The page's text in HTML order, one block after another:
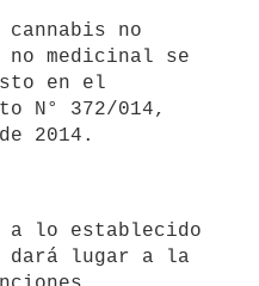
medicinal se
en el
N° 372/014,
dará lugar a la